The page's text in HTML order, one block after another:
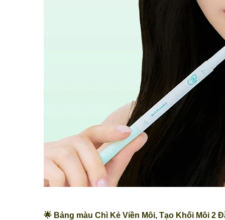
🌟 Bảng màu Chì Kẻ Viền Môi, Tạo Khối Môi 2